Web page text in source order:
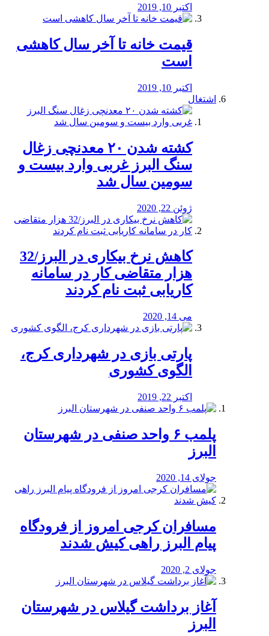
اکتبر 10, 2019
قیمت خانه تا آخر سال کاهشی
است
اکتبر 10, 2019
اشتغال
کشته شدن ۲۰ معدنچی زغال
سنگ البرز غربی وارد بیست و
سومین سال شد
ژوئن 22, 2020
کاهش نرخ بیکاری در البرز/32
هزار متقاضی کار در سامانه
کاریابی ثبت نام کردند
می 14, 2020
پارتی بازی در شهرداری کرج،
الگوی کشوری
اکتبر 22, 2019
پلمب ۶ واحد صنفی در شهرستان
البرز
جولای 14, 2020
مسافران کرجی امروز از فرودگاه
پیام البرز راهی کیش شدند
جولای 2, 2020
آغاز برداشت گیلاس در شهرستان
البرز